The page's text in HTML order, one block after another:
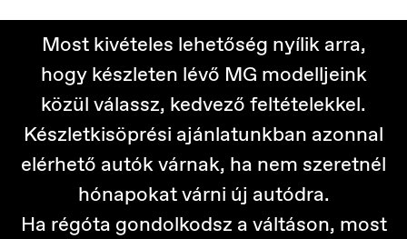
Most kivételes lehetőség nyílik arra,
hogy készleten lévő MG modelljeink
közül válassz, kedvező feltételekkel.
Készletkisöprési ajánlatunkban azonnal
elérhető autók várnak, ha nem szeretnél
hónapokat várni új autódra.
Ha régóta gondolkodsz a váltáson, most